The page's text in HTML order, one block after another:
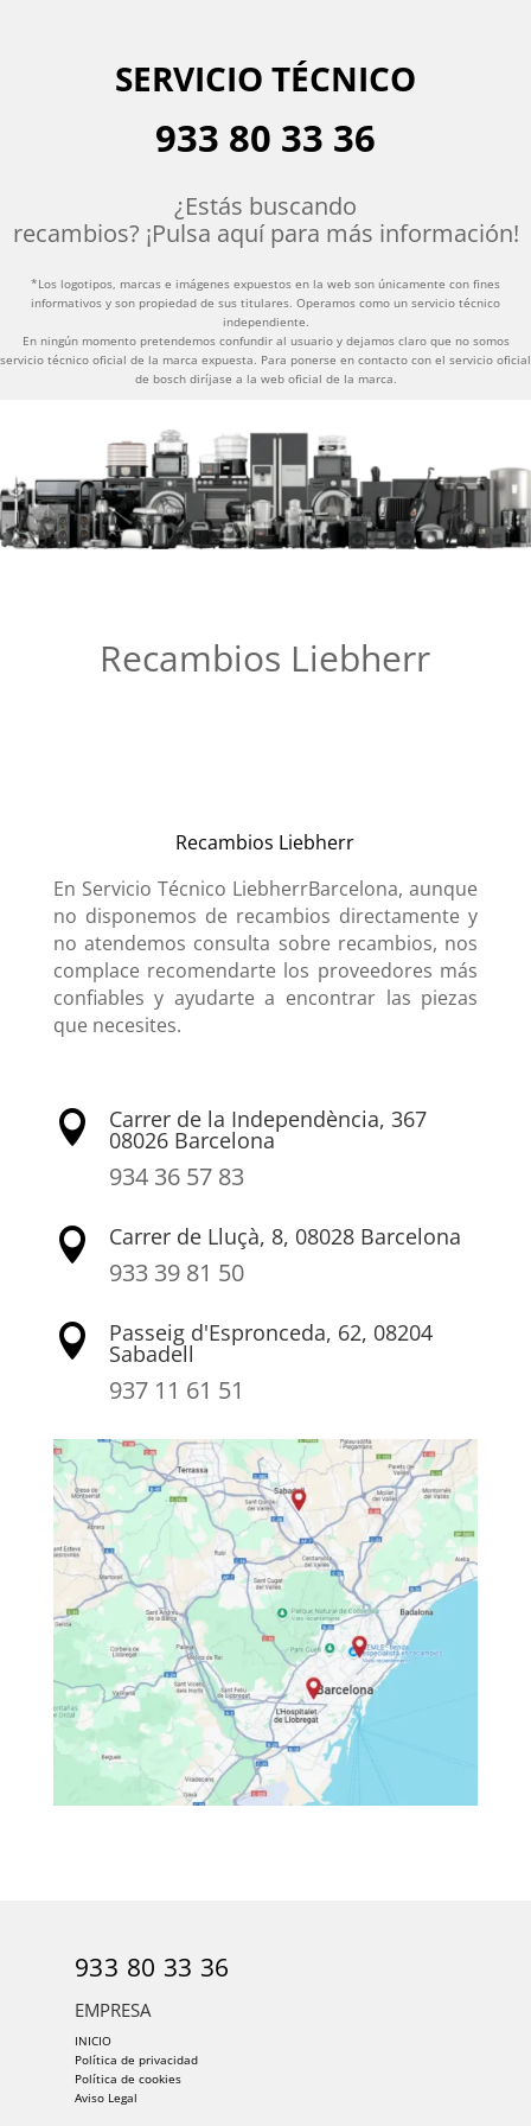
SERVICIO TÉCNICO
933 80 33 36
¿Estás buscando
recambios? ¡Pulsa aquípara más información!
*Los logotipos, marcas e imágenes expuestos en la web son únicamente con fines
informativos y son propiedad de sus titulares. Operamos como un servicio técnico
independiente.
En ningún momento pretendemos confundir al usuario y dejamos claro que no somos
servicio técnico oficial de la marca expuesta. Para ponerse en contacto con el servicio oficial
de bosch diríjase a la web oficial de la marca.
Recambios Liebherr
Recambios Liebherr
En Servicio Técnico LiebherrBarcelona, aunque
no disponemos de recambios directamente y
no atendemos consulta sobre recambios, nos
complace recomendarte los proveedores más
confiables y ayudarte a encontrar las piezas
que necesites.
 Carrer de la Independència, 367
08026 Barcelona
934 36 57 83
 Carrer de Lluçà, 8, 08028 Barcelona
933 39 81 50
 Passeig d'Espronceda, 62, 08204
Sabadell
937 11 61 51
933 80 33 36
EMPRESA
INICIO
Política de privacidad
Política de cookies
Aviso Legal